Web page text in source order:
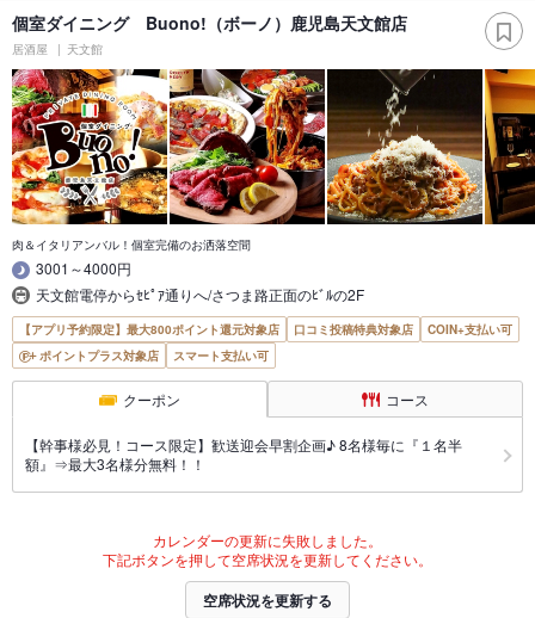
個室ダイニング Buono!（ボーノ）鹿児島天文館店
居酒屋 天文館
肉＆イタリアンバル！個室完備のお洒落空間
3001～4000円
天文館電停からｾﾋﾟｱ通りへ/さつま路正面のﾋﾞﾙの2F
【アプリ予約限定】最大800ポイント還元対象店 口コミ投稿特典対象店
COIN+支払い可
ポイントプラス対象店
スマート支払い可
クーポン コース
【幹事様必見！コース限定】歓送迎会早割企画♪ 8名様毎に『１名半
額』⇒最大3名様分無料！！
カレンダーの更新に失敗しました。
下記ボタンを押して空席状況を更新してください。
空席状況を更新する